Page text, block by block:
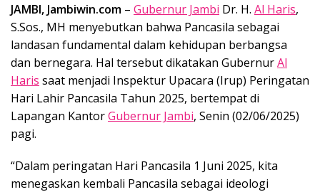
JAMBI, Jambiwin.com – Gubernur Jambi Dr. H. Al Haris,
S.Sos., MH menyebutkan bahwa Pancasila sebagai
landasan fundamental dalam kehidupan berbangsa
dan bernegara. Hal tersebut dikatakan GubernurAl
Haris saat menjadi Inspektur Upacara (Irup) Peringatan
Hari Lahir Pancasila Tahun 2025, bertempat di
Lapangan KantorGubernur Jambi, Senin (02/06/2025)
pagi.
“Dalam peringatan Hari Pancasila 1 Juni 2025, kita
menegaskan kembali Pancasila sebagai ideologi